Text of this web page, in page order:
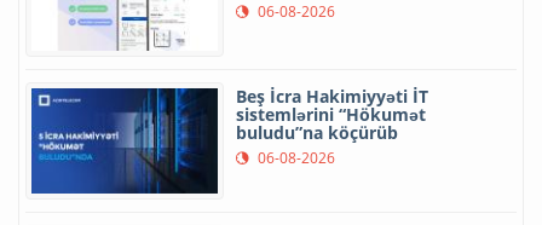
06-08-2026
Beş İcra Hakimiyyəti İT
sistemlərini “Hökumət
buludu”na köçürüb
06-08-2026